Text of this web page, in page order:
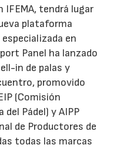
IFEMA, tendrá lugar
plataforma
en
Panel ha lanzado
in de palas y
promovido
(Comisión
del Pádel) y AIPP
de Productores de
todas las marcas